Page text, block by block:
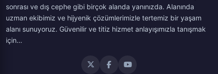
sonrası ve dış cephe gibi birçok alanda yanınızda. Alanında
uzman ekibimiz ve hijyenik çözümlerimizle tertemiz bir yaşam
alanı sunuyoruz. Güvenilir ve titiz hizmet anlayışımızla tanışmak
için…